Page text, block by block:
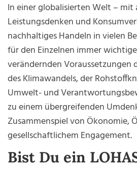
In einer globalisierten Welt – mit
Leistungsdenken und
nachhaltiges Handeln in vielen
für den Einzelnen immer
verändernden Voraussetzungen
des Klimawandels, der
Umwelt- und
zu einem übergreifenden
Zusammenspiel von Ökonomie,
gesellschaftlichem Engagement.
Bist Du ein
so nur bestimmte Cookies
Zurück Nur essenzielle
Essenziell (1)
Essenzielle Cookies ermöglichen
sind für die einwandfreie Funktion der
Cookie-Informationen
Externe Medien (7)
werden standardmäßig blockiert. Wenn
Medien akzeptiert werden, bedarf der